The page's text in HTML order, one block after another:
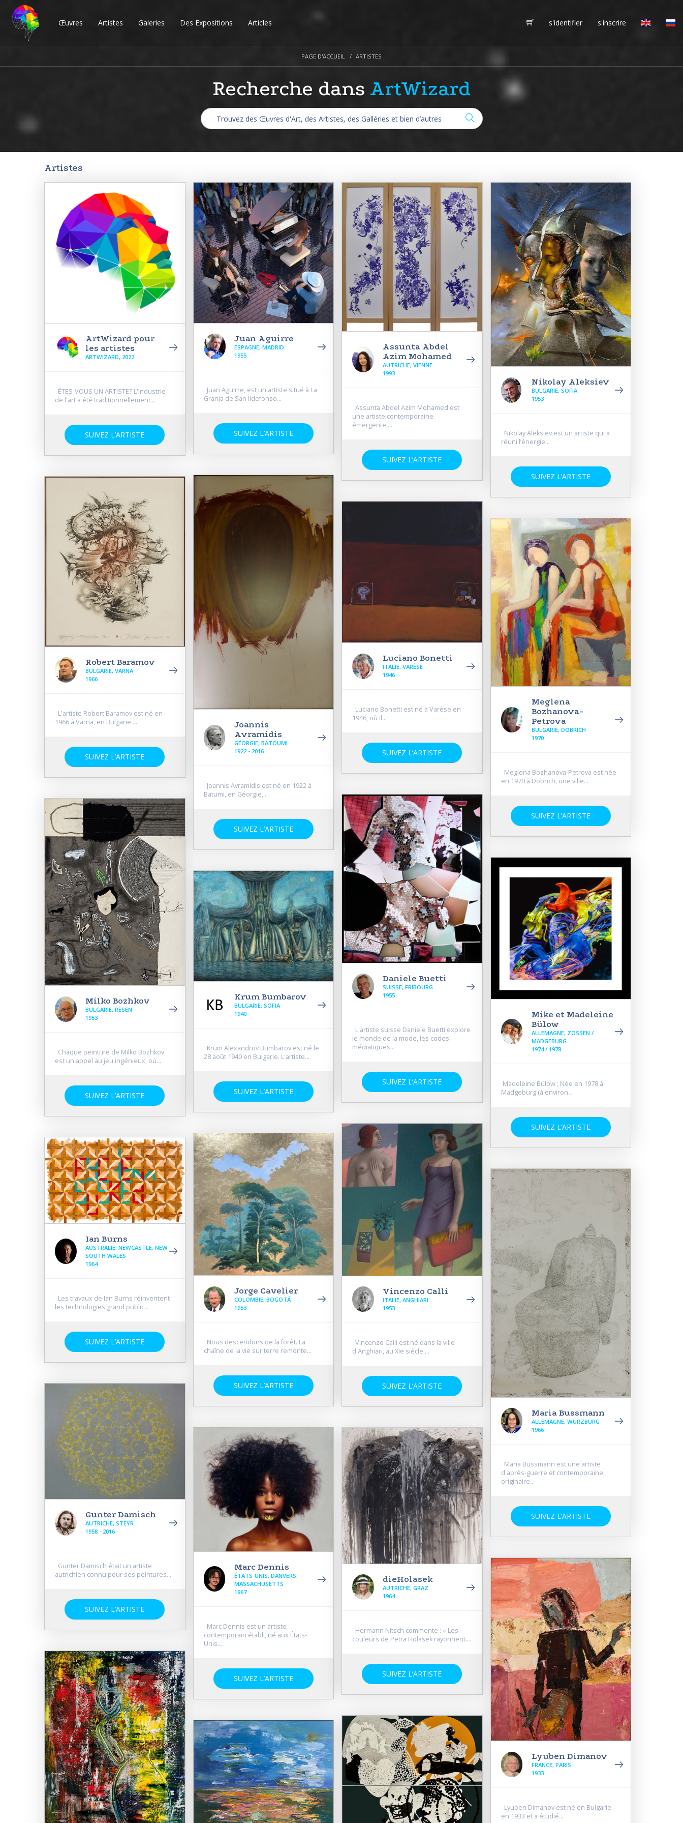
Œuvres Artistes Galeries Des Expositions Articles s'identifier s'inscrire
PAGE D'ACCUEIL ARTISTES
Recherche dans ArtWizard
Artistes
ArtWizard pour
les artistes
ARTWIZARD, 2022
ÊTES-VOUS UN ARTISTE? L'industrie
de l'art a été traditionnellement...
SUIVEZ L’ARTISTE
Robert Baramov
BULGARIE, VARNA
1966
L'artiste Robert Baramov est né en
1966 à Varna, en Bulgarie....
SUIVEZ L’ARTISTE
Milko Bozhkov
BULGARIE, RESEN
1953
Chaque peinture de Milko Bozhkov
est un appel au jeu ingénieux, où...
SUIVEZ L’ARTISTE
Ian Burns
AUSTRALIE, NEWCASTLE, NEW
SOUTH WALES
1964
Les travaux de Ian Burns réinventent
les technologies grand public...
SUIVEZ L’ARTISTE
Gunter Damisch
AUTRICHE, STEYR
1958 - 2016
Gunter Damisch était un artiste
autrichien connu pour ses peintures...
SUIVEZ L’ARTISTE
Juan Aguirre
ESPAGNE, MADRID
1955
Juan Aguirre, est un artiste situé à La
Granja de San Ildefonso...
SUIVEZ L’ARTISTE
Joannis
Avramidis
GÉORGIE, BATOUMI
1922 - 2016
Joannis Avramidis est né en 1922 à
Batumi, en Géorgie,...
SUIVEZ L’ARTISTE
Krum Bumbarov
BULGARIE, SOFIA
1940
Krum Alexandrov Bumbarov est né le
28 août 1940 en Bulgarie. L'artiste...
SUIVEZ L’ARTISTE
Jorge Cavelier
COLOMBIE, BOGOTÁ
1953
Nous descendons de la forêt. La
chaîne de la vie sur terre remonte...
SUIVEZ L’ARTISTE
Marc Dennis
ÉTATS-UNIS, DANVERS,
MASSACHUSETTS
1967
Marc Dennis est un artiste
contemporain établi, né aux États-
Unis....
SUIVEZ L’ARTISTE
Assunta Abdel
Azim Mohamed
AUTRICHE, VIENNE
1993
Assunta Abdel Azim Mohamed est
une artiste contemporaine
émergente,...
SUIVEZ L’ARTISTE
Luciano Bonetti
ITALIE, VARÈSE
1946
Luciano Bonetti est né à Varèse en
1946, où il...
SUIVEZ L’ARTISTE
Daniele Buetti
SUISSE, FRIBOURG
1955
L'artiste suisse Daniele Buetti explore
le monde de la mode, les codes
médiatiques...
SUIVEZ L’ARTISTE
Vincenzo Calli
ITALIE, ANGHIARI
1953
Vincenzo Calli est né dans la ville
d'Anghiari, au XIe siècle,...
SUIVEZ L’ARTISTE
dieHolasek
AUTRICHE, GRAZ
1964
Hermann Nitsch commente : « Les
couleurs de Petra Holasek rayonnent....
SUIVEZ L’ARTISTE
Nikolay Aleksiev
BULGARIE, SOFIA
1953
Nikolay Aleksiev est un artiste qui a
réuni l’énergie...
SUIVEZ L’ARTISTE
Meglena
Bozhanova-
Petrova
BULGARIE, DOBRICH
1970
Meglena Bozhanova-Petrova est née
en 1970 à Dobrich, une ville...
SUIVEZ L’ARTISTE
Mike et Madeleine
Bülow
ALLEMAGNE, ZOSSEN /
MADGEBURG
1974 / 1978
Madeleine Bülow ; Née en 1978 à
Madgeburg (à environ...
SUIVEZ L’ARTISTE
Maria Bussmann
ALLEMAGNE, WÜRZBURG
1966
Maria Bussmann est une artiste
d'après-guerre et contemporaine,
originaire...
SUIVEZ L’ARTISTE
Lyuben Dimanov
FRANCE, PARIS
1933
Lyuben Dimanov est né en Bulgarie
en 1933 et a étudié...